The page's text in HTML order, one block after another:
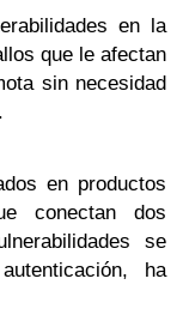
en la
que le afectan
sin necesidad
en productos
conectan dos
se
ha